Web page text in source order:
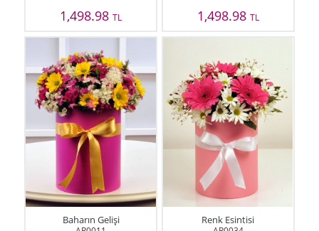
1,498.98TL 1,498.98 TL
Baharın Gelişi Renk Esintisi